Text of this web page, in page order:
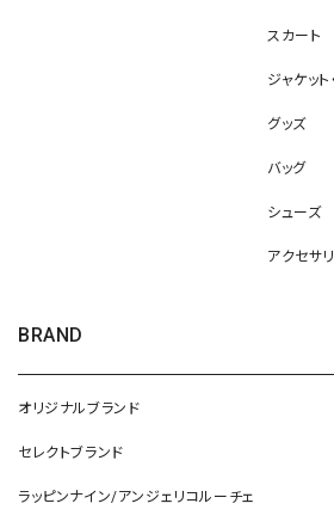
スカート
ジャケット
グッズ
バッグ
シューズ
アクセサ
BRAND
オリジナルブランド
セレクトブランド
ラッピンナイン/アンジェリコルーチェ